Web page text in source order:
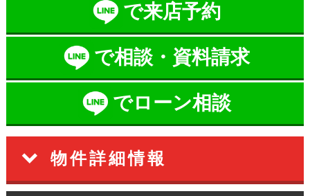
で来店予約
で相談・資料請求
でローン相談
物件詳細情報